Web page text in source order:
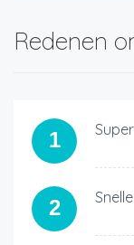
Redenen
1
2